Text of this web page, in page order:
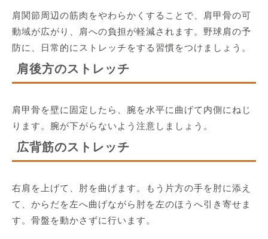
肩関節周辺の筋肉をやわらかくすることで、肩甲骨の可
動域が広がり、肩への負担が軽減されます。野球肩の予
防に、日常的にストレッチをする習慣をつけましょう。
肩後方のストレッチ
肩甲骨を壁に固定したら、腕を水平に曲げて内側にねじ
ります。腕が下がらないよう注意しましょう。
広背筋のストレッチ
右肩を上げて、肘を曲げます。もう片方の手を肘に添え
て、からだを左へ曲げながら肘を左のほうへ引き寄せま
す。骨盤を動かさずに行います。